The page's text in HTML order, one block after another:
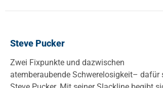
Steve Pucker
Zwei Fixpunkte und dazwischen
atemberaubende Schwerelosigkeit– dafür